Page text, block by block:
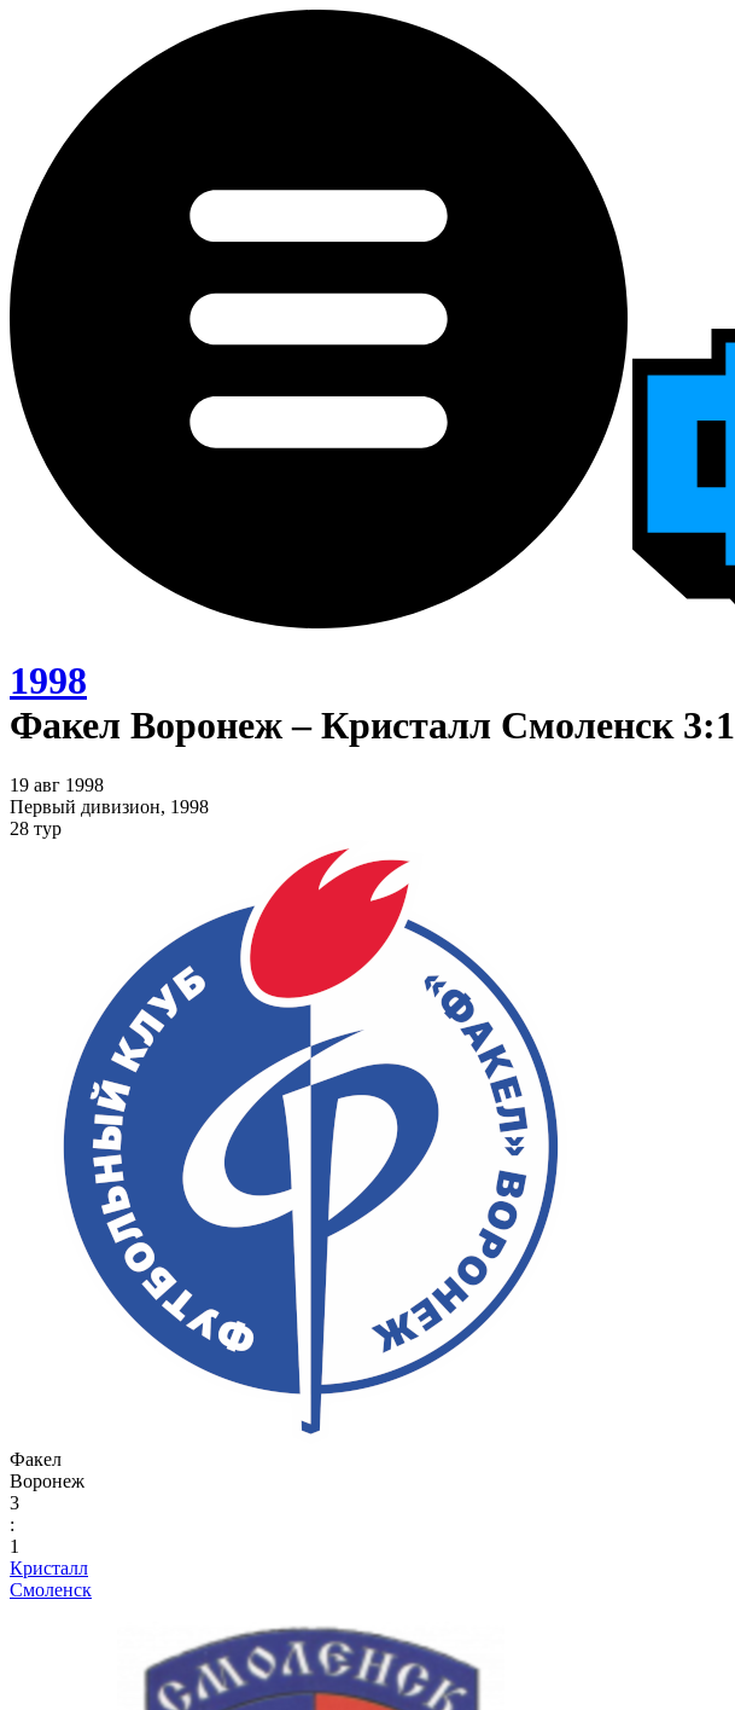
1998
Факел Воронеж – Кристалл Смоленск 3:1
19 авг 1998
Первый дивизион, 1998
28 тур
Факел
Воронеж
3
:
1
Кристалл
Смоленск